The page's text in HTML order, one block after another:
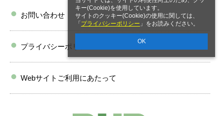
キー(Cookie)を使用しています。
サイトのクッキー(Cookie)の使用に関しては、
「 プライバシーポリシー 」をお読みください。
OK
お問い合わせ
プライバシーポリシー
Webサイトご利用にあたって